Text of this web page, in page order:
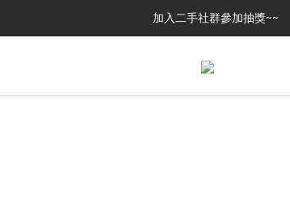
加入二手社群參加抽獎~~
加入二手社群參加抽獎~~